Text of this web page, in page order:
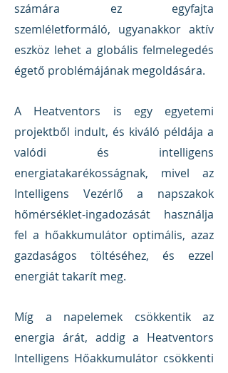
számára ez egyfajta
szemléletformáló, ugyanakkor aktív
eszköz lehet a globális felmelegedés
égető problémájának megoldására.
A Heatventors is egy egyetemi
projektből indult, és kiváló példája a
valódi és intelligens
energiatakarékosságnak, mivel az
Intelligens Vezérlő a napszakok
hőmérséklet-ingadozását használja
fel a hőakkumulátor optimális, azaz
gazdaságos töltéséhez, és ezzel
energiát takarít meg.
Míg a napelemek csökkentik az
energia árát, addig a Heatventors
Intelligens Hőakkumulátor csökkenti